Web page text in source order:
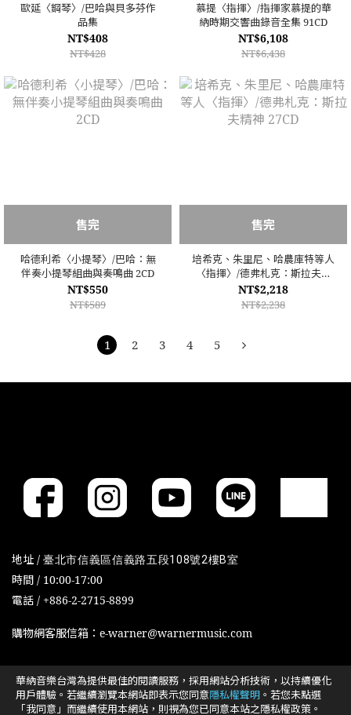
歐延〈鋼琴〉/巴哈與貝多芬作
品集
NT$408
NT$428
慕提〈指揮〉/指揮家慕提的華
納時期交響曲錄音全集 91CD
NT$6,108
NT$6,438
售完
哈德利希〈小提琴〉/巴哈：無
伴奏小提琴組曲與奏鳴曲 2CD
NT$550
NT$589
售完
培希克、朱里尼、哈農庫特等人
〈指揮〉/德弗札克：斯拉夫精
神 27CD
NT$2,218
NT$2,238
1 2 3 4 5
地址 / 臺北市信義區信義路五段108號2樓B室
時間 / 10:00-17:00
電話 / +886-2-2715-8899
購物網客服信箱：e-warner@warnermusic.com
Cookies政策 Cookies设置
華納音樂台灣為提供最佳的閱讀服務，採用網站分析技術，以持續優化
用戶體驗。若繼續瀏覽本網站即表示您同意隱私權聲明 。若您未點選
「我同意」而繼續使用本網站，則視為您已同意本站之隱私權政策。